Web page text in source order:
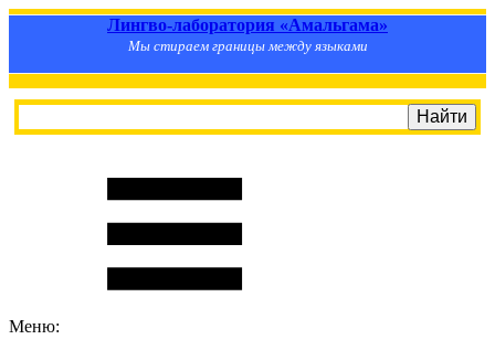
Лингво-лаборатория «Амальгама»
Мы стираем границы между языками
Меню: